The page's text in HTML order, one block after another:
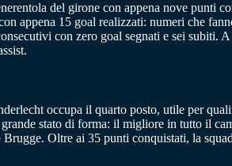
del girone con appena nove punti
appena 15 goal realizzati: numeri che
con zero goal segnati e sei subiti.
occupa il quarto posto, utile per
stato di forma: il migliore in tutto il
Oltre ai 35 punti conquistati, la